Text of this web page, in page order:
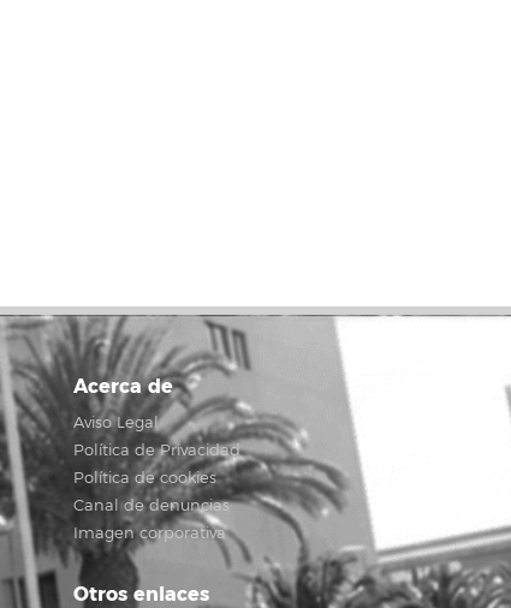
Acerca de
Aviso Legal
Política de Privacidad
Política de cookies
Canal de denuncias
Imagen corporativa
Otros enlaces